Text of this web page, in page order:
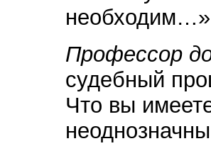
необходим…»
Профессор
судебный
Что вы